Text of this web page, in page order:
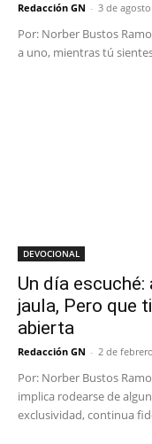
Redacción GN - 3 de
Por: Norber Bustos
a uno, mientras tú
DEVOCIONAL
Un día
jaula, Pero que
abierta
Redacción GN - 2 de
Por: Norber Bustos
implica rodearse de
exclusividad, continua